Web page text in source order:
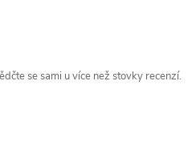
se sami u více než stovky recenzí.